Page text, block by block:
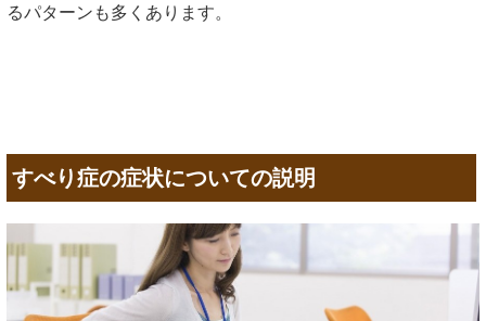
るパターンも多くあります。
すべり症の症状についての説明